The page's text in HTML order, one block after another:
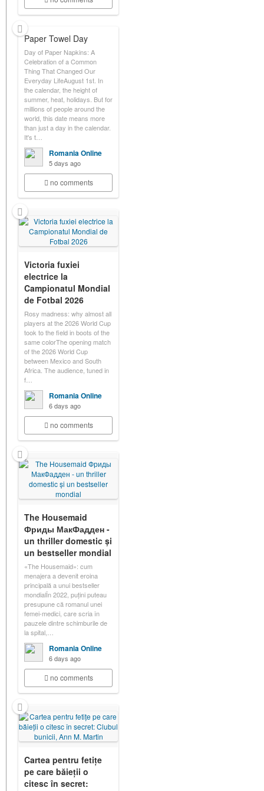
Paper Towel Day
Day of Paper Napkins: A
Celebration of a Common
Thing That Changed Our
Everyday LifeAugust 1st. In
the calendar, the height of
summer, heat, holidays. But for
millions of people around the
world, this date means more
than just a day in the calendar.
It's t…
Romania Online
5 days ago
no comments
Victoria fuxiei
electrice la
Campionatul Mondial
de Fotbal 2026
Rosy madness: why almost all
players at the 2026 World Cup
took to the field in boots of the
same colorThe opening match
of the 2026 World Cup
between Mexico and South
Africa. The audience, tuned in
f…
Romania Online
6 days ago
no comments
The Housemaid
Фриды МакФадден -
un thriller domestic și
un bestseller mondial
«The Housemaid»: cum
menajera a devenit eroina
principală a unui bestseller
mondialÎn 2022, puțini puteau
presupune că romanul unei
femei-medici, care scria în
pauzele dintre schimburile de
la spital,…
Romania Online
6 days ago
no comments
Cartea pentru fetițe
pe care băieții o
citesc în secret: